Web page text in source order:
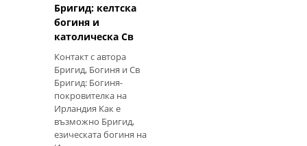
Бригид: келтска
богиня и
католическа Св
Контакт с автора
Бригид, Богиня и Св
Бригид: Богиня-
покровителка на
Ирландия Как е
възможно Бригид,
езическата богиня на